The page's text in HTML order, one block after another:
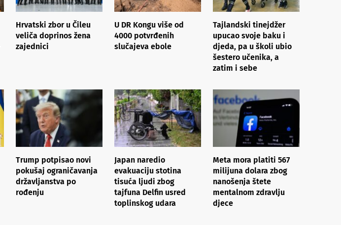
Hrvatski zbor u Čileu
veliča doprinos žena
zajednici
U DR Kongu više od
4000 potvrđenih
slučajeva ebole
Tajlandski tinejdžer
upucao svoje baku i
djeda, pa u školi ubio
šestero učenika, a
zatim i sebe
Trump potpisao novi
pokušaj ograničavanja
državljanstva po
rođenju
Japan naredio
evakuaciju stotina
tisuća ljudi zbog
tajfuna Delfin usred
toplinskog udara
Meta mora platiti 567
milijuna dolara zbog
nanošenja štete
mentalnom zdravlju
djece